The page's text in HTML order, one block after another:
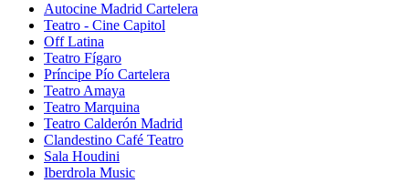
Autocine Madrid Cartelera
Teatro - Cine Capitol
Off Latina
Teatro Fígaro
Príncipe Pío Cartelera
Teatro Amaya
Teatro Marquina
Teatro Calderón Madrid
Clandestino Café Teatro
Sala Houdini
Iberdrola Music